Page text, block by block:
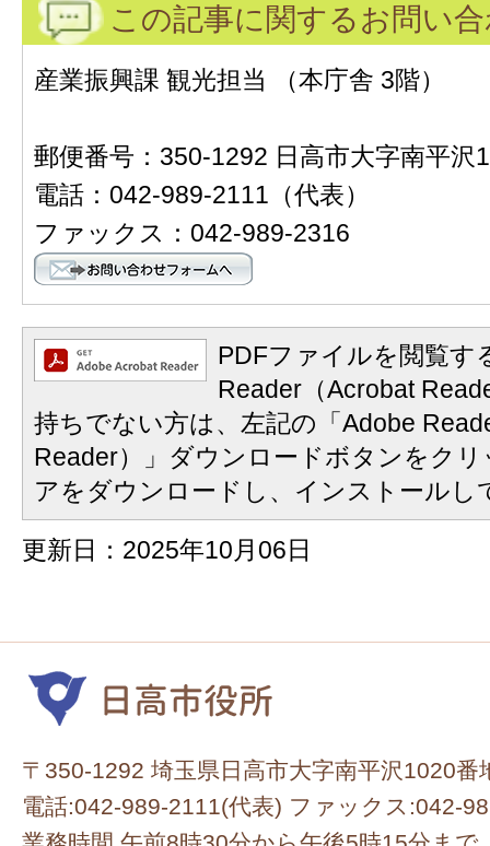
この記事に関するお問い
産業振興課 観光担当 （本庁舎 3階）
郵便番号：350-1292 日高市大字南平沢
電話：042-989-2111（代表）
ファックス：042-989-2316
PDFファイルを閲覧す
Reader（Acrobat
持ちでない方は、左記の「Adobe
Reader）」ダウンロードボタンをク
アをダウンロードし、インストールし
更新日：2025年10月06日
〒350-1292 埼玉県日高市大字南平沢1020番
電話:042-989-2111(代表) ファックス:042-